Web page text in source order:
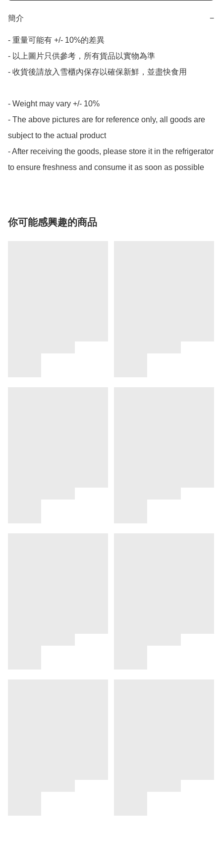
簡介 −
- 重量可能有 +/- 10%的差異
- 以上圖片只供參考，所有貨品以實物為準
- 收貨後請放入雪櫃內保存以確保新鮮，並盡快食用
- Weight may vary +/- 10%
- The above pictures are for reference only, all goods are
subject to the actual product
- After receiving the goods, please store it in the refrigerator
to ensure freshness and consume it as soon as possible
你可能感興趣的商品